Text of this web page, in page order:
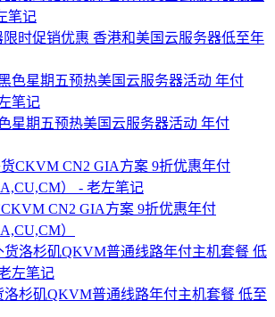
时促销优惠 香港和美国云服务器低至年
星期五预热美国云服务器活动 年付
CKVM CN2 GIA方案 9折优惠年付
）
洛杉矶QKVM普通线路年付主机套餐 低至